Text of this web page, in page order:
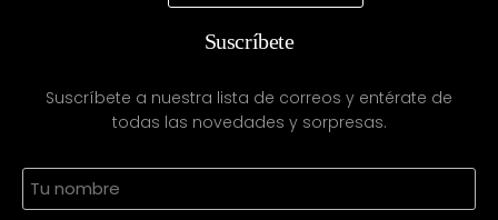
Suscríbete
Suscríbete a nuestra lista de correos y entérate de
todas las novedades y sorpresas.